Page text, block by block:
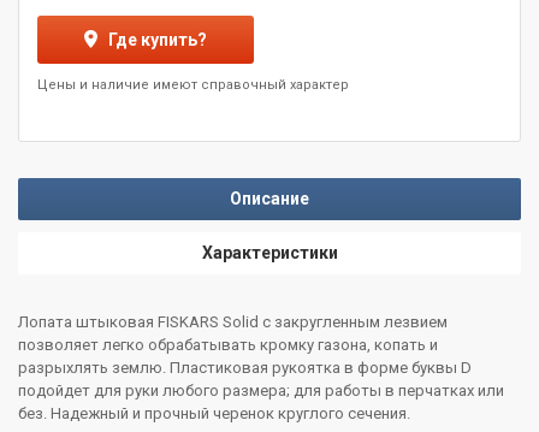
Где купить?
Цены и наличие имеют справочный характер
Описание
Характеристики
Лопата штыковая FISKARS Solid с закругленным лезвием
позволяет легко обрабатывать кромку газона, копать и
разрыхлять землю. Пластиковая рукоятка в форме буквы D
подойдет для руки любого размера; для работы в перчатках или
без. Надежный и прочный черенок круглого сечения.